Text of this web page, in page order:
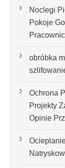
Noclegi
Pokoje
obróbka
Ochrona
Projekty
Opinie